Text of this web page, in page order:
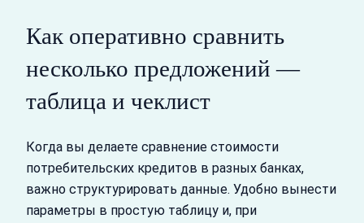
Как оперативно сравнить
несколько предложений —
таблица и чеклист
Когда вы делаете сравнение стоимости
потребительских кредитов в разных банках,
важно структурировать данные. Удобно вынести
параметры в простую таблицу и, при